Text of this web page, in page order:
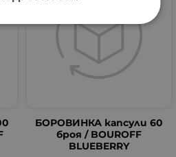
БОРОВИНКА капсyли 60
броя / BOUROFF
BLUEBERRY